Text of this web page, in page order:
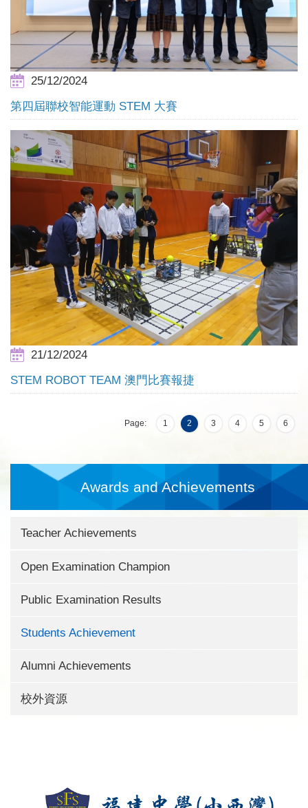
25/12/2024
第四屆聯校智能運動 STEM 大賽
21/12/2024
STEM ROBOT TEAM 澳門比賽報捷
Page: 1 2 3 4 5 6
Awards and Achievements
Teacher Achievements
Open Examination Champion
Public Examination Results
Students Achievement
Alumni Achievements
校外資源